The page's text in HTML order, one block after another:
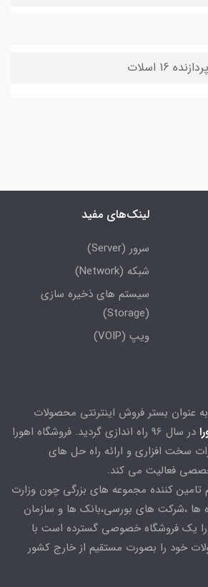
لینک‌های مفید
سرور (Server)
شبکه (Network)
سیستم های ذخیره سازی
(Storage)
ویپ (VOIP)
به عنوان بستر فروش اینترنتی محصولات
در سال 96 راه اندازی گردید. فروشگاه اهورا
سخت افزاری و ارائه راه حل های
فعالیت می کند.
تامین کننده مجموعه های بزرگی چون وزارت
ها ،شرکت های بورسی،بانک ها و سازمان
یک فروشگاه خصوصی گسترده است با
خود را بصورت مستقیم از خارج کشور